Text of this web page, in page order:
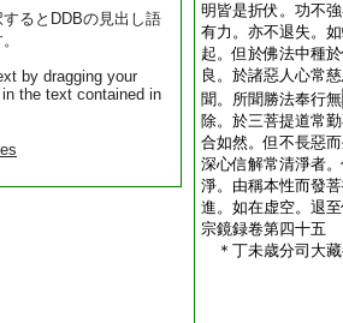
るとDDBの見出し語
by dragging your
the text contained in
明皆是折伏。功不
有力。亦不退失。
起。但於佛法中種
良。於諸惡人心常
聞。所聞勝法奉行無
除。於三菩提道常
合如然。但不長惡
深心信解常清淨者
淨。由稱本性而發
進。如在虚空。退
宗鏡録卷第四十五
＊丁未歳分司大